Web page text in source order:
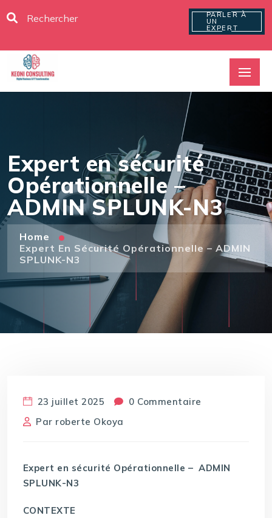
PARLER À
UN
EXPERT
Expert en sécurité
Opérationnelle –
ADMIN SPLUNK-N3
Home
Expert En Sécurité Opérationnelle – ADMIN
SPLUNK-N3
23 juillet 2025
0 Commentaire
Par roberte Okoya
Expert en sécurité Opérationnelle – ADMIN
SPLUNK-N3
CONTEXTE